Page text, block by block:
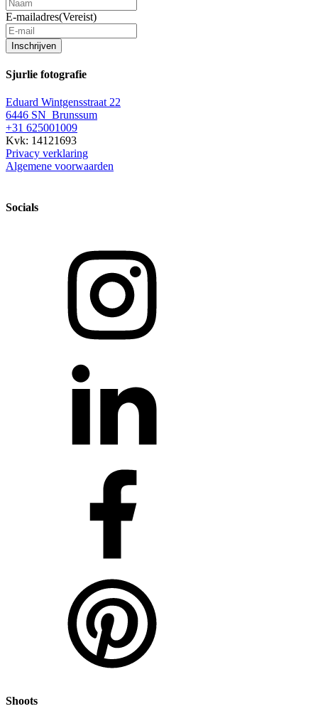
E-mailadres(Vereist)
Inschrijven
Sjurlie fotografie
Eduard Wintgensstraat 22
6446 SN Brunssum
+31 625001009
Kvk: 14121693
Privacy verklaring
Algemene voorwaarden
Socials
Shoots